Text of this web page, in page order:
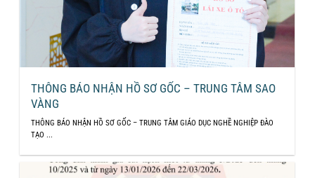
THÔNG BÁO NHẬN HỒ SƠ GỐC – TRUNG TÂM SAO
VÀNG
THÔNG BÁO NHẬN HỒ SƠ GỐC – TRUNG TÂM GIÁO DỤC NGHỀ NGHIỆP ĐÀO
TẠO ...